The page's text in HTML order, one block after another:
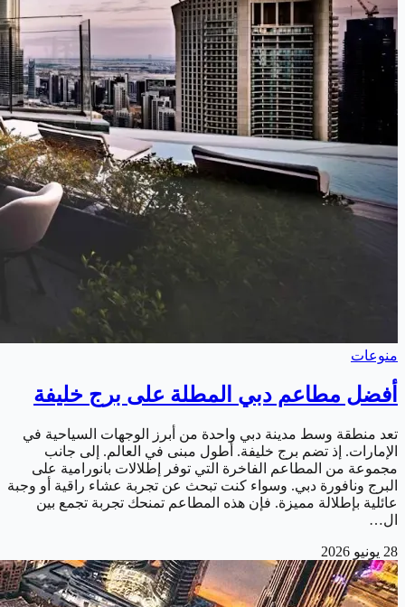
منوعات
أفضل مطاعم دبي المطلة على برج خليفة
تعد منطقة وسط مدينة دبي واحدة من أبرز الوجهات السياحية في
الإمارات. إذ تضم برج خليفة. أطول مبنى في العالم. إلى جانب
مجموعة من المطاعم الفاخرة التي توفر إطلالات بانورامية على
البرج ونافورة دبي. وسواء كنت تبحث عن تجربة عشاء راقية أو وجبة
عائلية بإطلالة مميزة. فإن هذه المطاعم تمنحك تجربة تجمع بين
ال…
28 يونيو 2026